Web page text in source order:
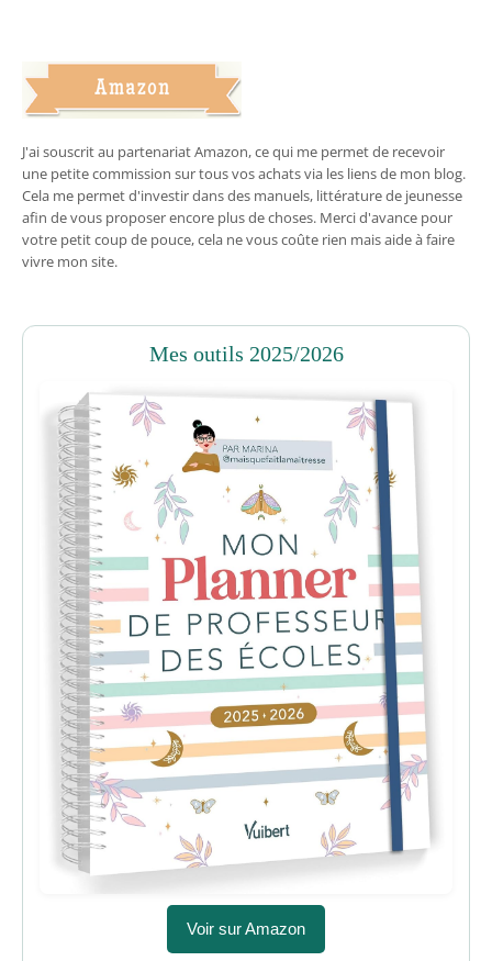
J'ai souscrit au partenariat Amazon, ce qui me permet de recevoir
une petite commission sur tous vos achats via les liens de mon blog.
Cela me permet d'investir dans des manuels, littérature de jeunesse
afin de vous proposer encore plus de choses. Merci d'avance pour
votre petit coup de pouce, cela ne vous coûte rien mais aide à faire
vivre mon site.
Mes outils 2025/2026
Voir sur Amazon